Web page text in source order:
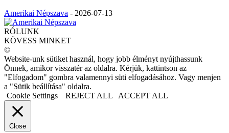
Amerikai Népszava - 2026-07-13
RÓLUNK
KÖVESS MINKET
©
Website-unk sütiket használ, hogy jobb élményt nyújthassunk
Önnek, amikor visszatér az oldalra. Kérjük, kattintson az
"Elfogadom" gombra valamennyi süti elfogadásához. Vagy menjen
a "Sütik beállítása" oldalra.
Cookie Settings
REJECT ALL ACCEPT ALL
Close